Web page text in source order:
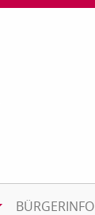
BÜRGERINFO